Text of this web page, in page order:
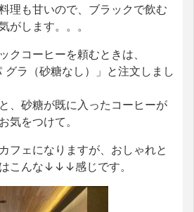
理も甘いので、ブラックで飲む
がします。。。
クコーヒーを頼むときは、
グラ（砂糖なし）」と注文しまし
、砂糖が既に入ったコーヒーが
気をつけて。
フェになりますが、おしゃれと
こんな↓↓↓感じです。